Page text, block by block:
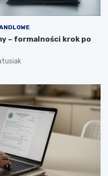
– formalności krok po